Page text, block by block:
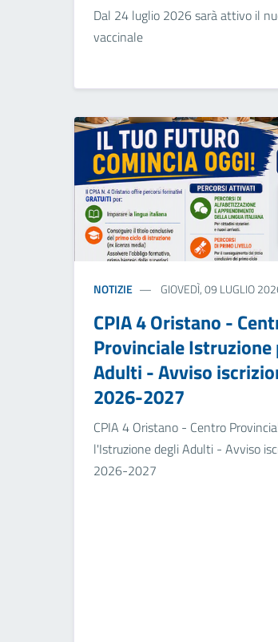
Dal 24 luglio 2026 sarà attivo il
vaccinale
NOTIZIE GIOVEDÌ, 09 LUGLIO
CPIA 4 Oristano -
Provinciale Istruzione
Adulti - Avviso
2026-2027
CPIA 4 Oristano - Centro
l'Istruzione degli Adulti - Avviso
2026-2027